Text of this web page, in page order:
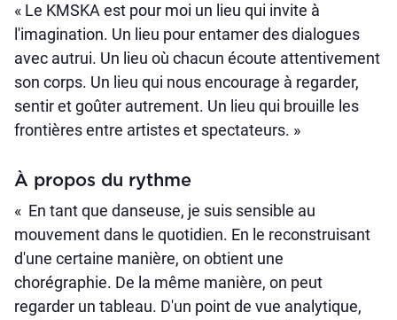
« Le KMSKA est pour moi un lieu qui invite à
l'imagination. Un lieu pour entamer des dialogues
avec autrui. Un lieu où chacun écoute attentivement
son corps. Un lieu qui nous encourage à regarder,
sentir et goûter autrement. Un lieu qui brouille les
frontières entre artistes et spectateurs. »
À propos du rythme
« En tant que danseuse, je suis sensible au
mouvement dans le quotidien. En le reconstruisant
d'une certaine manière, on obtient une
chorégraphie. De la même manière, on peut
regarder un tableau. D'un point de vue analytique,